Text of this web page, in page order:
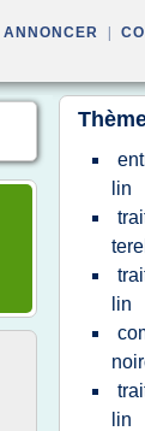
ANNONCER
lin
lin
lin